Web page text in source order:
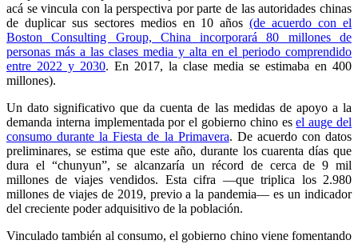
acá se vincula con la perspectiva por parte de las autoridades chinas
de duplicar sus sectores medios en 10 años(de acuerdo con el
Boston Consulting Group, China incorporará 80 millones de
personas más a las clases media y alta en el periodo comprendido
entre 2022 y 2030. En 2017, la clase media se estimaba en 400
millones).
Un dato significativo que da cuenta de las medidas de apoyo a la
demanda interna implementada por el gobierno chino esel auge del
consumo durante la Fiesta de la Primavera. De acuerdo con datos
preliminares, se estima que este año, durante los cuarenta días que
dura el “chunyun”, se alcanzaría un récord de cerca de 9 mil
millones de viajes vendidos. Esta cifra —que triplica los 2.980
millones de viajes de 2019, previo a la pandemia— es un indicador
del creciente poder adquisitivo de la población.
Vinculado también al consumo, el gobierno chino viene fomentando